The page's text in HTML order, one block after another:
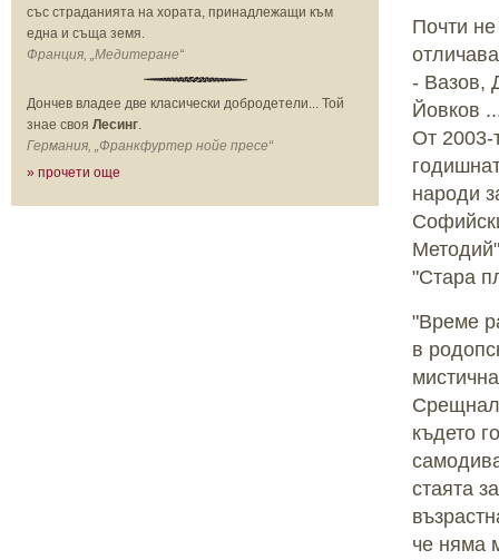
със страданията на хората, принадлежащи към
една и съща земя.
Франция, „Медитеране“
Дончев владее две класически добродетели... Той
знае своя Лесинг.
Германия, „Франкфуртер нойе пресе“
» прочети още
Почти не
- Вазов,
Йовков
От 2003-
народи
"Стара
"Време
в
Срещнал
където
стаята
че няма